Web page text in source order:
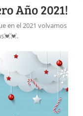
Año 2021!
en el 2021 volvamos